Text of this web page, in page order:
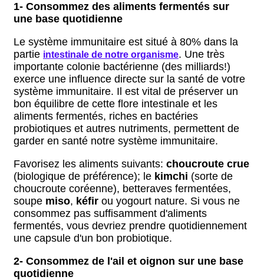
1- Consommez des aliments fermentés sur
une base quotidienne
Le système immunitaire est situé à 80% dans la
partie intestinale de notre organisme. Une très
importante colonie bactérienne (des milliards!)
exerce une influence directe sur la santé de votre
système immunitaire. Il est vital de préserver un
bon équilibre de cette flore intestinale et les
aliments fermentés, riches en bactéries
probiotiques et autres nutriments, permettent de
garder en santé notre système immunitaire.
Favorisez les aliments suivants: choucroute crue
(biologique de préférence); le kimchi (sorte de
choucroute coréenne), betteraves fermentées,
soupe miso, kéfir ou yogourt nature. Si vous ne
consommez pas suffisamment d'aliments
fermentés, vous devriez prendre quotidiennement
une capsule d'un bon probiotique.
2- Consommez de l'ail et oignon sur une base
quotidienne